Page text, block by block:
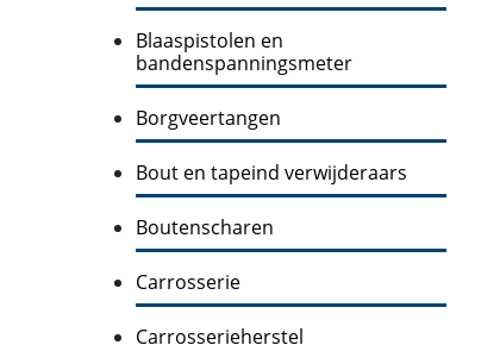
Blaaspistolen en
bandenspanningsmeter
Borgveertangen
Bout en tapeind verwijderaars
Boutenscharen
Carrosserie
Carrosserieherstel